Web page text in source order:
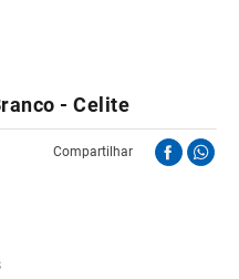
- Celite
Compartilhar